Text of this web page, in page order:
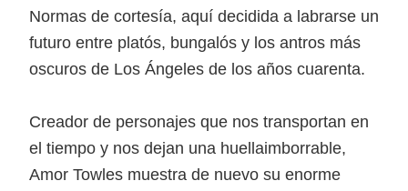
Normas de cortesía, aquí decidida a labrarse un
futuro entre platós, bungalós y los antros más
oscuros de Los Ángeles de los años cuarenta.
Creador de personajes que nos transportan en
el tiempo y nos dejan una huellaimborrable,
Amor Towles muestra de nuevo su enorme